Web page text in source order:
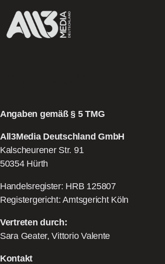
Angaben gemäß § 5 TMG
All3Media Deutschland GmbH
Kalscheurener Str. 91
50354 Hürth
Handelsregister: HRB 125807
Registergericht: Amtsgericht Köln
Vertreten durch:
Sara Geater, Vittorio Valente
Kontakt